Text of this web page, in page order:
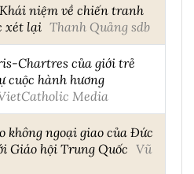
niệm về chiến tranh
xét lại Thanh Quảng sdb
Chartres của giới trẻ
cuộc hành hương
Media
không ngoại giao của Đức
Giáo hội Trung Quốc Vũ